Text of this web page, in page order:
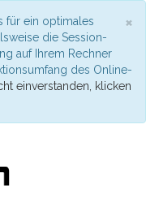
×
für ein optimales
die Session-
auf Ihrem Rechner
des Online-
einverstanden, klicken